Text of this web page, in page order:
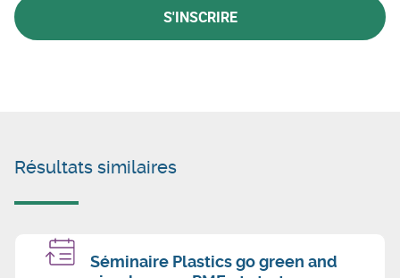
S'INSCRIRE
Résultats similaires
Séminaire Plastics go green and